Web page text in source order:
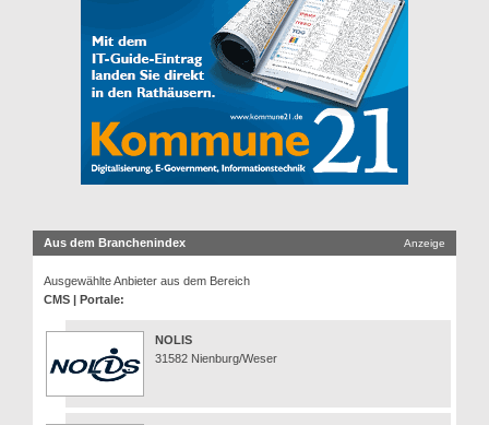
Aus dem Branchenindex Anzeige
Ausgewählte Anbieter aus dem Bereich
CMS | Portale:
NOLIS
31582 Nienburg/Weser